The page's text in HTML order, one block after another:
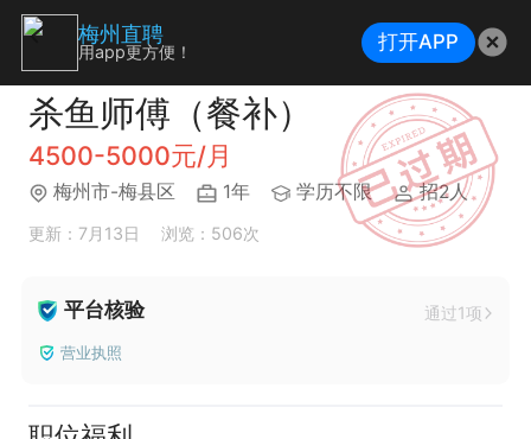
杀鱼师傅（餐补）
4500-5000元/月
梅州市-梅县区 1年 学历不限 招2人
更新：7月13日 浏览：506次
平台核验 通过1项
营业执照
梅州直聘
用app更方便！ 打开APP